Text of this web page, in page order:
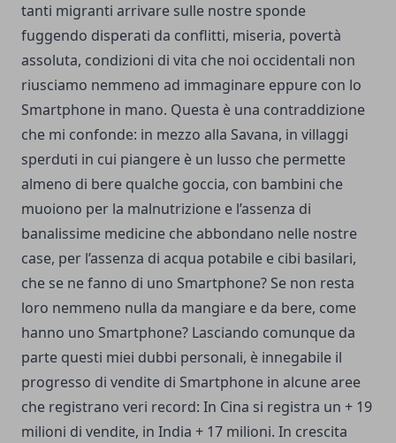
tanti migranti arrivare sulle nostre sponde
fuggendo disperati da conflitti, miseria, povertà
assoluta, condizioni di vita che noi occidentali non
riusciamo nemmeno ad immaginare eppure con lo
Smartphone in mano. Questa è una contraddizione
che mi confonde: in mezzo alla Savana, in villaggi
sperduti in cui piangere è un lusso che permette
almeno di bere qualche goccia, con bambini che
muoiono per la malnutrizione e l’assenza di
banalissime medicine che abbondano nelle nostre
case, per l’assenza di acqua potabile e cibi basilari,
che se ne fanno di uno Smartphone? Se non resta
loro nemmeno nulla da mangiare e da bere, come
hanno uno Smartphone? Lasciando comunque da
parte questi miei dubbi personali, è innegabile il
progresso di vendite di Smartphone in alcune aree
che registrano veri record: In Cina si registra un + 19
milioni di vendite, in India + 17 milioni. In crescita